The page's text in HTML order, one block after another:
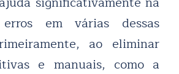
em várias dessas
ao eliminar
e manuais, como a